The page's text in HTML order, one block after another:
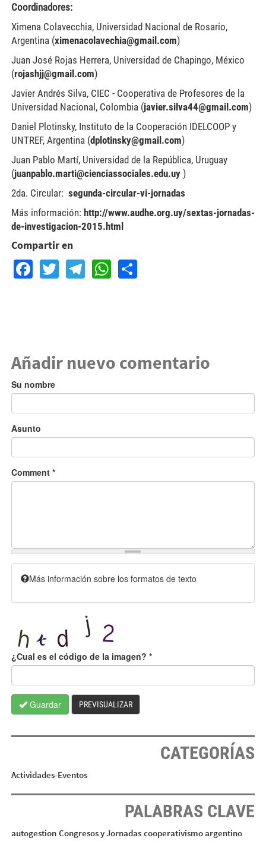
Coordinadores:
Ximena Colavecchia, Universidad Nacional de Rosario,
Argentina (ximenacolavechia@gmail.com)
Juan José Rojas Herrera, Universidad de Chapingo, México
(rojashjj@gmail.com)
Javier Andrés Silva, CIEC - Cooperativa de Profesores de la
Universidad Nacional, Colombia (javier.silva44@gmail.com)
Daniel Plotinsky, Instituto de la Cooperación IDELCOOP y
UNTREF, Argentina (dplotinsky@gmail.com)
Juan Pablo Martí, Universidad de la República, Uruguay
(juanpablo.marti@cienciassociales.edu.uy)
2da. Circular: segunda-circular-vi-jornadas
Más información: http://www.audhe.org.uy/sextas-jornadas-
de-investigacion-2015.html
Compartir en
Facebook
TwitterTelegram
WhatsApp
Share
Añadir nuevo comentario
Su nombre
Asunto
Comment *
Más información sobre los formatos de texto
¿Cual es el código de la imagen? *
Guardar PREVISUALIZAR
CATEGORÍAS
Actividades-Eventos
PALABRAS CLAVE
autogestion Congresos y Jornadas cooperativismo argentino